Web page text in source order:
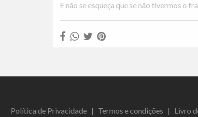
E não se esqueça que se não tivermos o
Política de Privacidade | Termos e condições | Livro